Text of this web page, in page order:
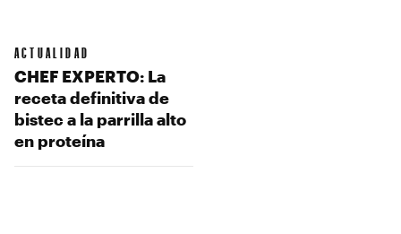
ACTUALIDAD
CHEF EXPERTO: La
receta definitiva de
bistec a la parrilla alto
en proteína